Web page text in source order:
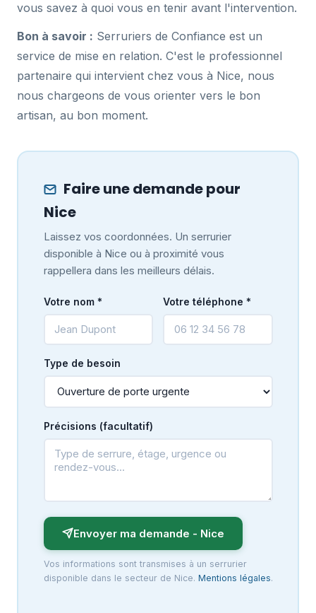
vous savez à quoi vous en tenir avant l'intervention.
Bon à savoir : Serruriers de Confiance est un
service de mise en relation. C'est le professionnel
partenaire qui intervient chez vous à Nice, nous
nous chargeons de vous orienter vers le bon
artisan, au bon moment.
Faire une demande pour
Nice
Laissez vos coordonnées. Un serrurier
disponible à Nice ou à proximité vous
rappellera dans les meilleurs délais.
Votre nom * Votre téléphone *
Type de besoin
Précisions (facultatif)
Envoyer ma demande - Nice
Vos informations sont transmises à un serrurier
disponible dans le secteur de Nice. Mentions légales.